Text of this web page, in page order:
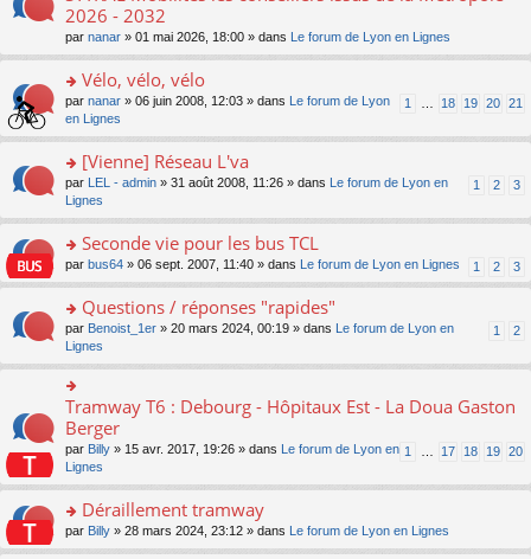
c
e
pl
u
s
ré
c
e
nt
o
n
lu
pl
u
s
ré
c
e
nt
s
g
n
o
n
lu
pl
u
s
ré
c
e
le
m
e
s
s
g
o
n
lu
le
u
s
ré
c
e
nt
n
ult
er
le
m
e
s
a
g
e
n
o
n
pl
u
s
ré
c
e
nt
2026 - 2032
par nanar » 01 mai 2026, 18:00 » dans Le forum de Lyon en Lignes
o
n
s
er
le
m
e
s
s
e
n
o
n
lu
le
pl
u
s
ré
c
e
nt
Vélo, vélo, vélo
1 18 19 20 21
par nanar » 06 juin 2008, 12:03 » dans
Le forum de Lyon
en Lignes
o
s
er
le
m
e
s
s
g
n
o
n
lu
le
u
s
ré
[Vienne] Réseau L'va
1 2 3
par LEL - admin » 31 août 2008, 11:26 » dans
Le forum de Lyon en
Lignes
o
n
ult
er
le
m
e
s
g
o
n
lu
Seconde vie pour les bus TCL
1 2 3
par bus64 » 06 sept. 2007, 11:40 » dans Le forum de Lyon en Lignes
o
s
ult
er
le
m
e
s
s
a
e
Questions / réponses "rapides"
1 2
par Benoist_1er » 20 mars 2024, 00:19 » dans
Le forum de Lyon en
Lignes
o
n
ult
er
le
m
e
s
Tramway T6 : Debourg - Hôpitaux Est - La Doua Gaston
Berger
1 17 18 19 20
par Billy » 15 avr. 2017, 19:26 » dans
Le forum de Lyon en
Lignes
o
n
Déraillement tramway
par Billy » 28 mars 2024, 23:12 » dans Le forum de Lyon en Lignes